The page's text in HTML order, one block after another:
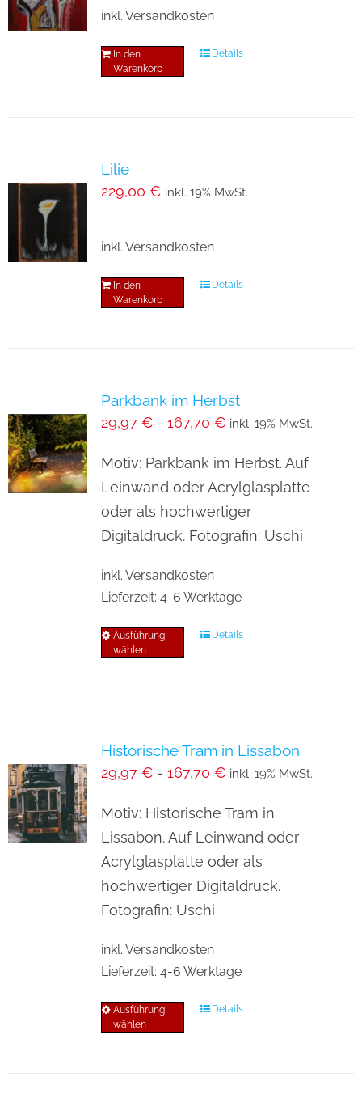
inkl. Versandkosten
In den
Warenkorb
Details
Lilie
229,00 € inkl. 19% MwSt.
inkl. Versandkosten
In den
Warenkorb
Details
Parkbank im Herbst
29,97 €- 167,70 € inkl. 19% MwSt.
Motiv: Parkbank im Herbst. Auf
Leinwand oder Acrylglasplatte
oder als hochwertiger
Digitaldruck. Fotografin: Uschi
inkl. Versandkosten
Lieferzeit: 4-6 Werktage
Ausführung
wählen
Dieses
auf.
Optionen
können
auf
der
Produktseite
werden
Details
Historische Tram in Lissabon
29,97 €- 167,70 € inkl. 19% MwSt.
Motiv: Historische Tram in
Lissabon. Auf Leinwand oder
Acrylglasplatte oder als
hochwertiger Digitaldruck.
Fotografin: Uschi
inkl. Versandkosten
Lieferzeit: 4-6 Werktage
Ausführung
wählen
Dieses
Details